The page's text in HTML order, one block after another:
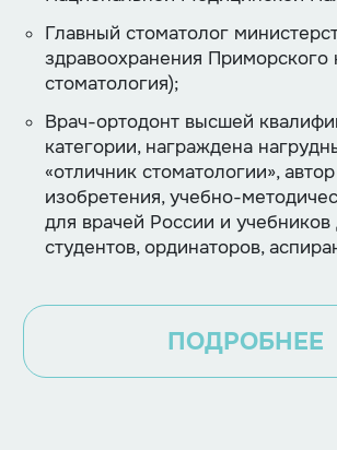
Главный стоматолог
здравоохранения Приморского
стоматология);
Врач-ортодонт высшей
категории, награждена
«отличник стоматологии»,
изобретения, учебно-
для врачей России и учебников
студентов, ординаторов,
ПОДРОБНЕЕ